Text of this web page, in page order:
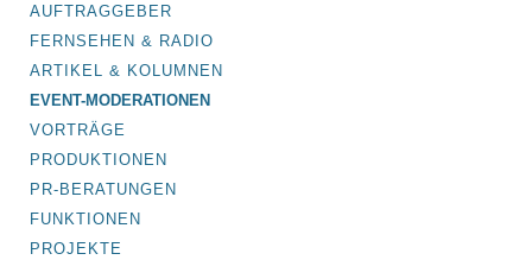
NAVIGATION
ÜBERSPRINGEN
AUFTRAGGEBER
FERNSEHEN & RADIO
ARTIKEL & KOLUMNEN
EVENT-MODERATIONEN
VORTRÄGE
PRODUKTIONEN
PR-BERATUNGEN
FUNKTIONEN
PROJEKTE